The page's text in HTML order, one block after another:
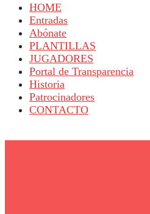
HOME
Entradas
Abónate
PLANTILLAS
JUGADORES
Portal de Transparencia
Historia
Patrocinadores
CONTACTO